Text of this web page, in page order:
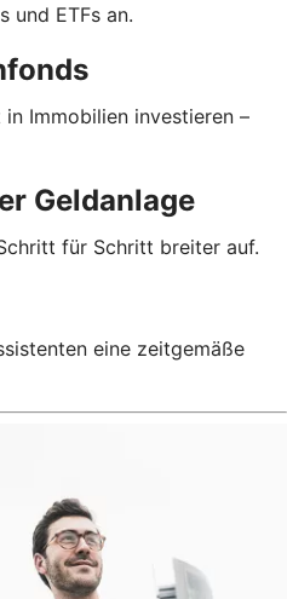
und ETFs an.
Immobilien investieren –
Geldanlage
für Schritt breiter auf.
eine zeitgemäße